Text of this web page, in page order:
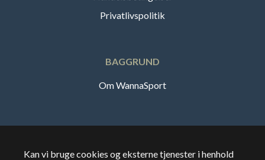
Privatlivspolitik
BAGGRUND
Om WannaSport
Kan vi bruge cookies og eksterne tjenester i henhold